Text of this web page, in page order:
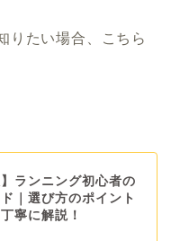
りたい場合、こちら
】ランニング初心者の
｜選び方のポイント
寧に解説！